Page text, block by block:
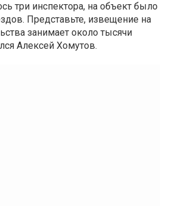
три инспектора, на объект было
Представьте, извещение на
занимает около тысячи
Алексей Хомутов.